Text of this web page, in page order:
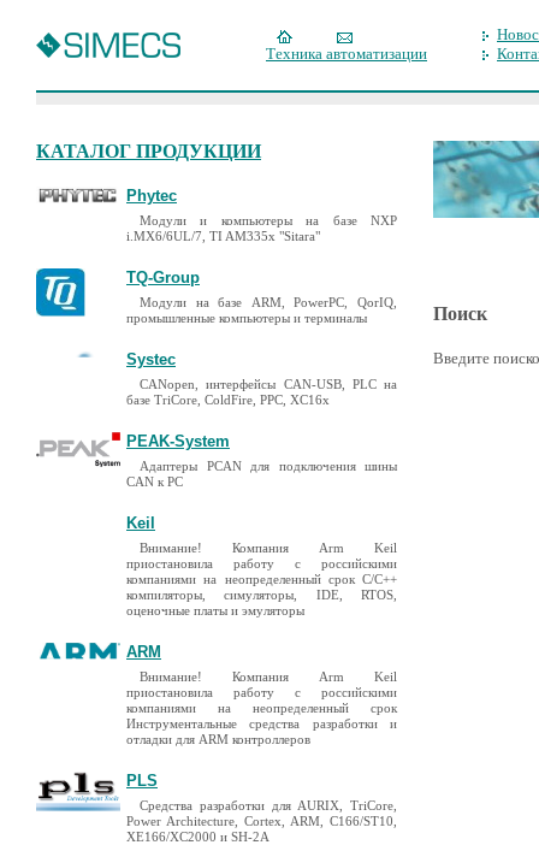
Техника автоматизации
КАТАЛОГ ПРОДУКЦИИ
Phytec
Модули и компьютеры на базе NXP
i.MX6/6UL/7, TI AM335x "Sitara"
TQ-Group
Модули на базе ARM, PowerPC, QorIQ,
промышленные компьютеры и терминалы
Systec
CANopen, интерфейсы CAN-USB, PLC на
базе TriCore, ColdFire, PPC, XC16x
PEAK-System
Адаптеры PCAN для подключения шины
CAN к PC
Keil
Внимание! Компания Arm Keil
приостановила работу с российскими
компаниями на неопределенный срок C/C++
компиляторы, симуляторы, IDE, RTOS,
оценочные платы и эмуляторы
ARM
Внимание! Компания Arm Keil
приостановила работу с российскими
компаниями на неопределенный срок
Инструментальные средства разработки и
отладки для ARM контроллеров
PLS
Средства разработки для AURIX, TriCore,
Power Architecture, Cortex, ARM, C166/ST10,
XE166/XC2000 и SH-2A
Поиск
Введите